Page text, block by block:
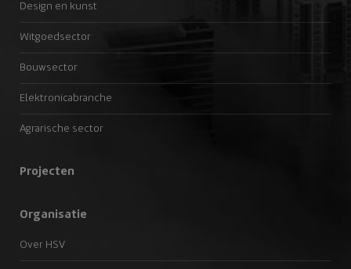
Design en kunst
Witgoedsector
Bouwsector
Elektronicabranche
Agrarische sector
Projecten
Organisatie
Over HSV